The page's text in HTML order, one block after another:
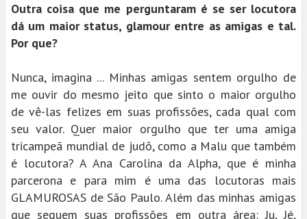
Outra coisa que me perguntaram é se ser locutora
dá um maior status, glamour entre as amigas e tal.
Por que?
Nunca, imagina ... Minhas amigas sentem orgulho de
me ouvir do mesmo jeito que sinto o maior orgulho
de vê-las felizes em suas profissões, cada qual com
seu valor. Quer maior orgulho que ter uma amiga
tricampeã mundial de judô, como a Malu que também
é locutora? A Ana Carolina da Alpha, que é minha
parcerona e para mim é uma das locutoras mais
GLAMUROSAS de São Paulo. Além das minhas amigas
que seguem suas profissões em outra área: Ju, Jé,